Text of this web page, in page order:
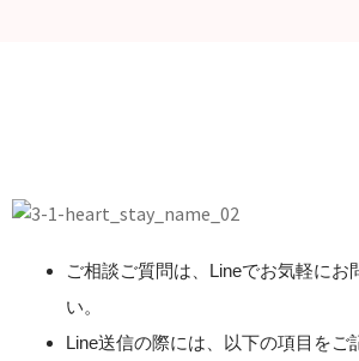
ご相談ご質問は、Lineでお気軽にお
い。
Line送信の際には、以下の項目をご